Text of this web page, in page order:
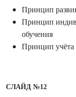
Принцип
Принцип
обучения
Принцип учёта
СЛАЙД №12